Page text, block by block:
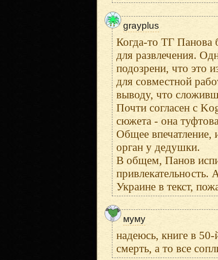
grayplus
Когда-то ТГ Панова
для развлечения.
подозрени, что это
для совместной
выводу, что
Почти согласен с
сюжета - она
Общее впечатление,
орган у дедушки.
В общем, Панов
привлекательность.
Украине в текст,
муму
надеюсь, книге в 50-
смерть, а то все